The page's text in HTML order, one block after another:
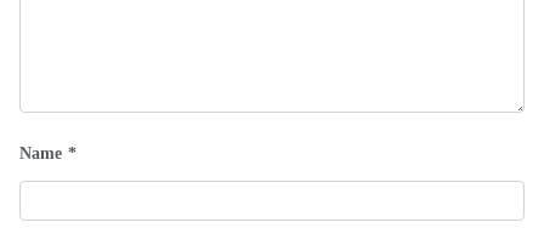
Name *